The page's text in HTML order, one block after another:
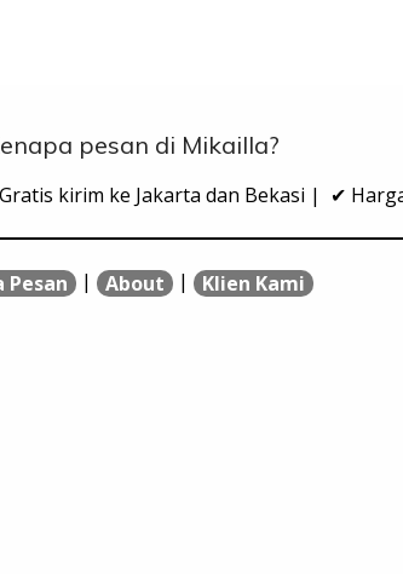
pesan di Mikailla?
kirim ke Jakarta dan Bekasi | ✔
Pesan | About | Klien Kami